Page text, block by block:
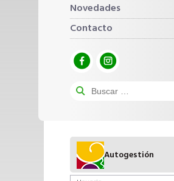
Novedades
Contacto
Autogestión